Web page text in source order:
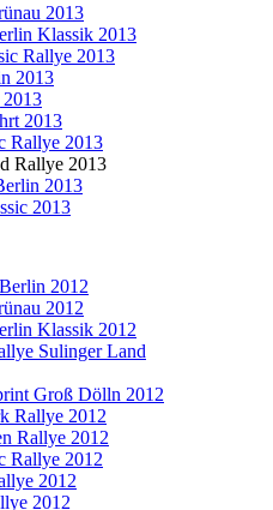
2013
Klassik 2013
Rallye 2013
2013
2013
Rallye 2013
Rallye 2013
2013
2013
2012
2012
Klassik 2012
Sulinger Land
Groß Dölln 2012
Rallye 2012
Rallye 2012
Rallye 2012
2012
2012